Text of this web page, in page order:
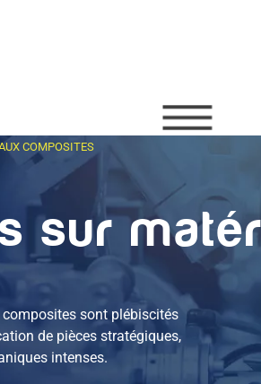
COMPOSITES
sur
sont plébiscités
de pièces stratégiques,
intenses.